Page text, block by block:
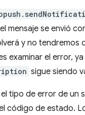
mensaje se envió
y no tendremos
examinar el error,
sigue siendo
tipo de error de un
código de estado.